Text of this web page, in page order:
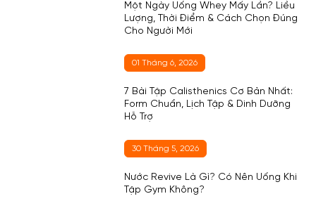
Một Ngày Uống Whey Mấy Lần? Liều
Lượng, Thời Điểm & Cách Chọn Đúng
Cho Người Mới
01 Tháng 6, 2026
7 Bài Tập Calisthenics Cơ Bản Nhất:
Form Chuẩn, Lịch Tập & Dinh Dưỡng
Hỗ Trợ
30 Tháng 5, 2026
Nước Revive Là Gì? Có Nên Uống Khi
Tập Gym Không?